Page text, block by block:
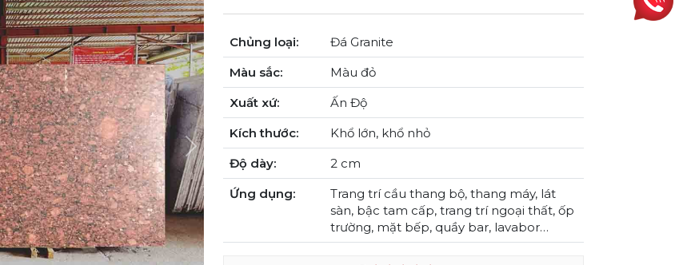
Next
Chủng loại:
Đá Granite
Màu sắc:
Màu đỏ
Xuất xứ:
Ấn Độ
Kích thước:
Khổ lớn, khổ nhỏ
Độ dày:
2 cm
Ứng dụng:
Trang trí cầu thang bộ, thang máy, lát
sàn, bậc tam cấp, trang trí ngoại thất, ốp
trường, mặt bếp, quầy bar, lavabor…